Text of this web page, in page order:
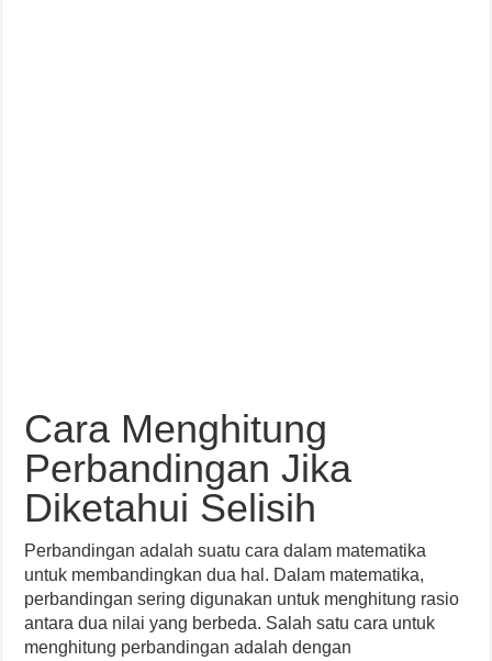
Cara Menghitung
Perbandingan Jika
Diketahui Selisih
Perbandingan adalah suatu cara dalam matematika
untuk membandingkan dua hal. Dalam matematika,
perbandingan sering digunakan untuk menghitung rasio
antara dua nilai yang berbeda. Salah satu cara untuk
menghitung perbandingan adalah dengan